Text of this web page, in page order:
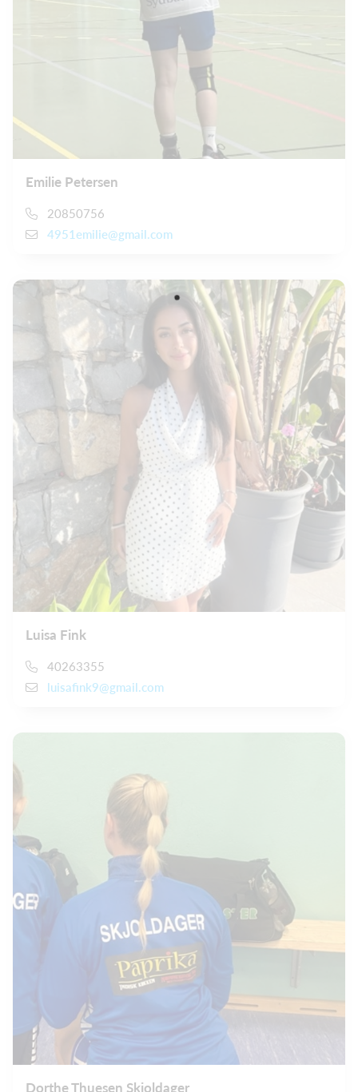
Emilie Petersen
20850756
4951emilie@gmail.com
Luisa Fink
40263355
luisafink9@gmail.com
Dorthe Thuesen Skjoldager